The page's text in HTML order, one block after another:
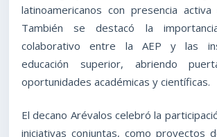
latinoamericanos con presencia activa
También se destacó la
colaborativo entre la AEP y las
educación superior, abriendo
oportunidades académicas y científicas.
El decano Arévalos celebró la
iniciativas conjuntas, como proyectos